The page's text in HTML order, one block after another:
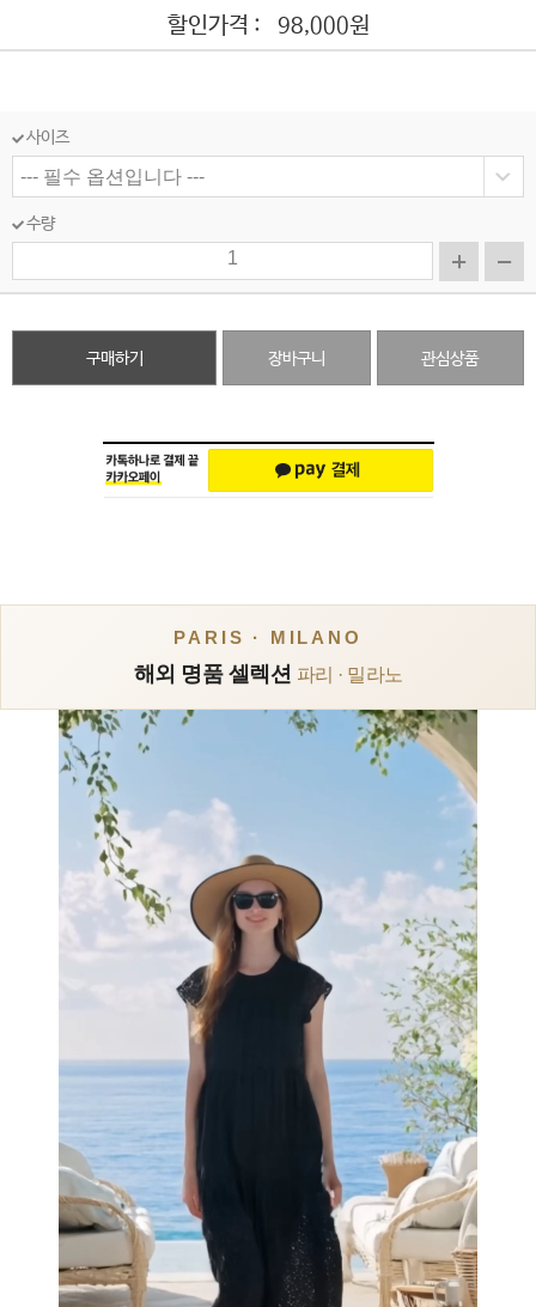
할인가격 : 98,000원
사이즈
수량
구매하기 장바구니 관심상품
PARIS · MILANO
해외 명품 셀렉션 파리 · 밀라노